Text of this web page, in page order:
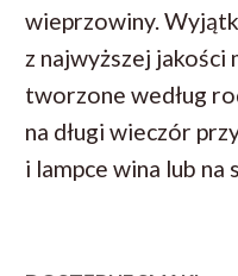
wieprzowiny.
z najwyższej
tworzone według
na długi wieczór
i lampce wina lub na